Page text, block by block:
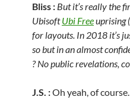
Bliss : But it’s really the
UbisoftUbi Freeuprising
for layouts. In 2018 it’s
so but in an almost
? No public revelations,
J.S. :Oh yeah, of